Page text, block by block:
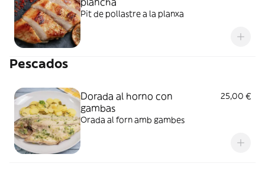
Pit de pollastre a la planxa
Pescados
Dorada al horno con
gambas
25,00 €
Orada al forn amb gambes